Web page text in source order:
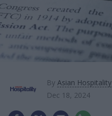
By Asian Hospitality
Dec 18, 2024